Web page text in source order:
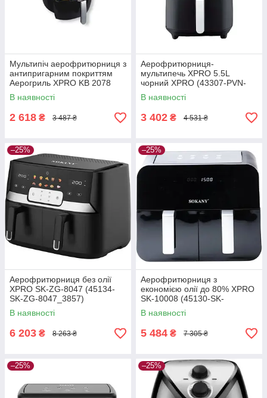
Мультипіч аерофритюрниця з
антипригарним покриттям
Аерогриль XPRO KB 2078
чорна (40979-KB 2078)
В наявності
2 618 ₴ 3 487 ₴
Аерофритюрниця-
мультипечь XPRO 5.5L
чорний XPRO (43307-PVN-
5522_1921)
В наявності
3 402 ₴ 4 531 ₴
–25%
Аерофритюрниця без олії
XPRO SK-ZG-8047 (45134-
SK-ZG-8047_3857)
В наявності
6 203 ₴ 8 263 ₴
–25%
Аерофритюрниця з
економією олії до 80% XPRO
SK-10008 (45130-SK-
10008_3446)
В наявності
5 484 ₴ 7 305 ₴
–25% –25%